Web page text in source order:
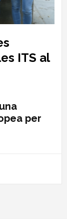
ITS al
per